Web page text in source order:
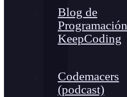
Blog de
Programación
KeepCoding
Codemacers
(podcast)